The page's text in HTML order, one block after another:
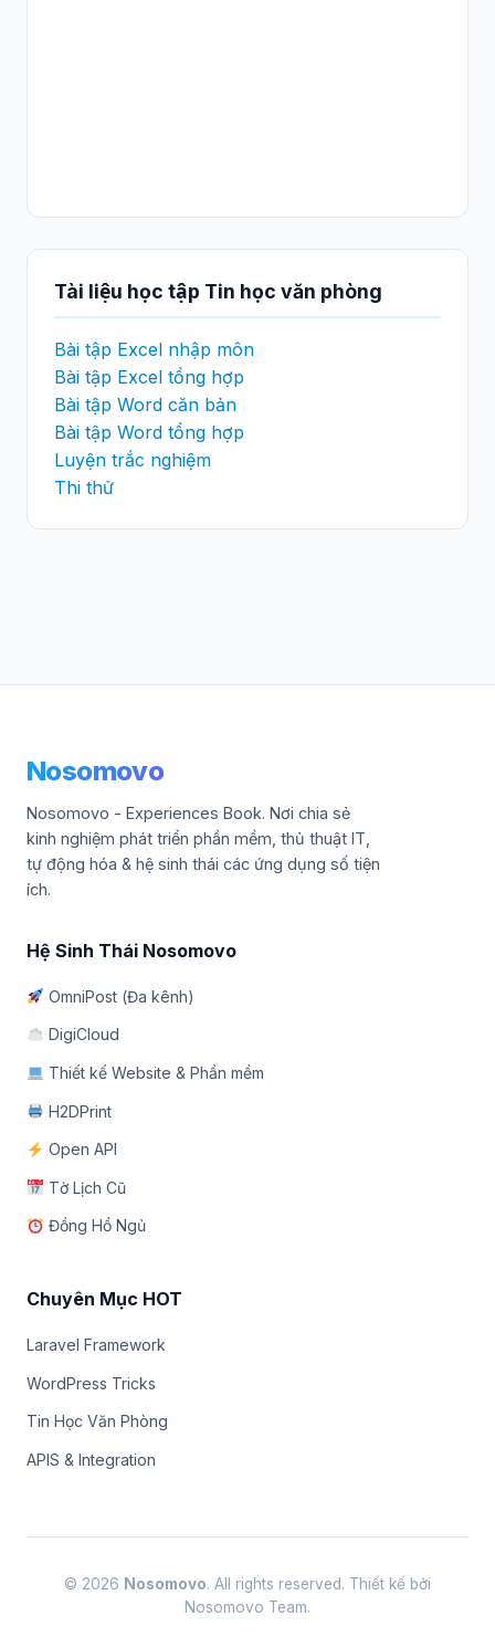
Tài liệu học tập Tin học văn phòng
Bài tập Excel nhập môn
Bài tập Excel tổng hợp
Bài tập Word căn bản
Bài tập Word tổng hợp
Luyện trắc nghiệm
Thi thử
Nosomovo
Nosomovo - Experiences Book. Nơi chia sẻ
kinh nghiệm phát triển phần mềm, thủ thuật IT,
tự động hóa & hệ sinh thái các ứng dụng số tiện
ích.
Hệ Sinh Thái Nosomovo
OmniPost (Đa kênh)
DigiCloud
Thiết kế Website & Phần mềm
H2DPrint
Open API
Tờ Lịch Cũ
Đồng Hồ Ngủ
Chuyên Mục HOT
Laravel Framework
WordPress Tricks
Tin Học Văn Phòng
APIS & Integration
© 2026 Nosomovo. All rights reserved. Thiết kế bởi
Nosomovo Team.